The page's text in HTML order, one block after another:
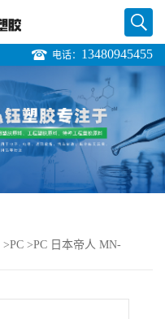
电话： 13480945455
>PC >PC 日本帝人 MN-